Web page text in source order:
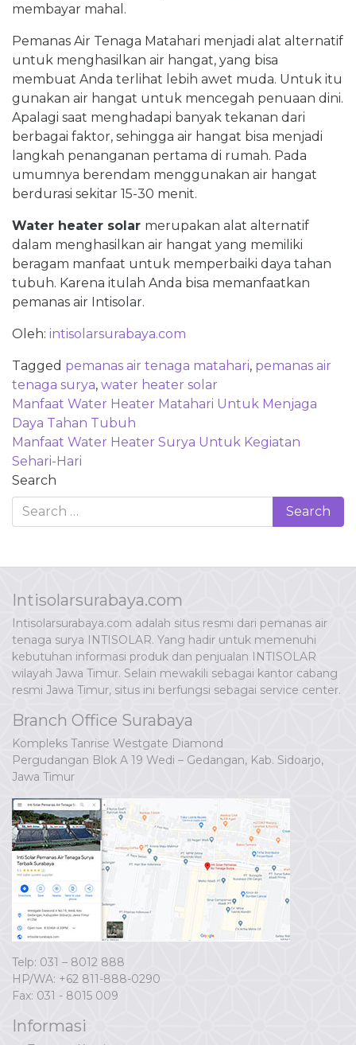
membayar mahal.
Pemanas Air Tenaga Matahari menjadi alat alternatif
untuk menghasilkan air hangat, yang bisa
membuat Anda terlihat lebih awet muda. Untuk itu
gunakan air hangat untuk mencegah penuaan dini.
Apalagi saat menghadapi banyak tekanan dari
berbagai faktor, sehingga air hangat bisa menjadi
langkah penanganan pertama di rumah. Pada
umumnya berendam menggunakan air hangat
berdurasi sekitar 15-30 menit.
Water heater solar merupakan alat alternatif
dalam menghasilkan air hangat yang memiliki
beragam manfaat untuk memperbaiki daya tahan
tubuh. Karena itulah Anda bisa memanfaatkan
pemanas air Intisolar.
Oleh: intisolarsurabaya.com
Tagged pemanas air tenaga matahari, pemanas air
tenaga surya, water heater solar
Post
navigation
Manfaat Water Heater Matahari Untuk Menjaga
Daya Tahan Tubuh
Manfaat Water Heater Surya Untuk Kegiatan
Sehari-Hari
Search
Intisolarsurabaya.com
Intisolarsurabaya.com adalah situs resmi dari pemanas air
tenaga surya INTISOLAR. Yang hadir untuk memenuhi
kebutuhan informasi produk dan penjualan INTISOLAR
wilayah Jawa Timur. Selain mewakili sebagai kantor cabang
resmi Jawa Timur, situs ini berfungsi sebagai service center.
Branch Office Surabaya
Kompleks Tanrise Westgate Diamond
Pergudangan Blok A 19 Wedi – Gedangan, Kab. Sidoarjo,
Jawa Timur
Telp: 031 – 8012 888
HP/WA: +62 811-888-0290
Fax: 031 - 8015 009
Informasi